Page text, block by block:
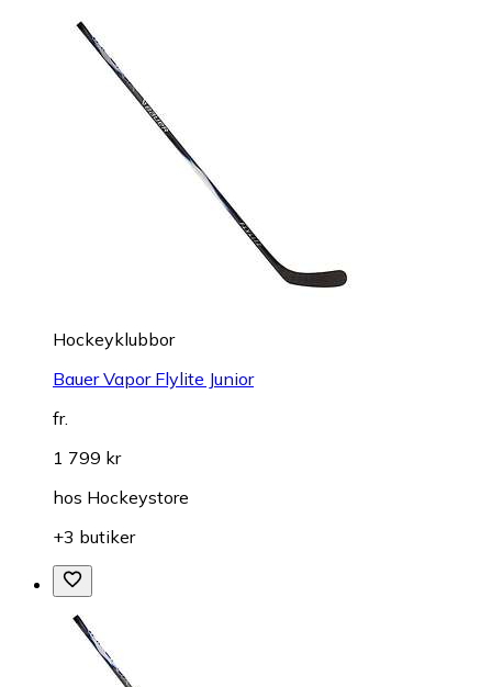
Hockeyklubbor
Bauer Vapor Flylite Junior
fr.
1 799 kr
hos Hockeystore
+3 butiker